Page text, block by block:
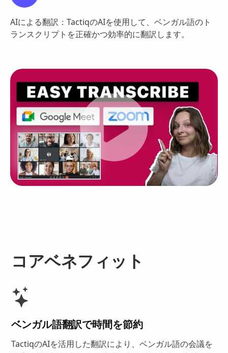
AIによる翻訳：TactiqのAIを使用して、ベンガル語のト
ランスクリプトを正確かつ効率的に翻訳します。
コアベネフィット
ベンガル語翻訳で時間を節約
TactiqのAIを活用した翻訳により、ベンガル語の会議を